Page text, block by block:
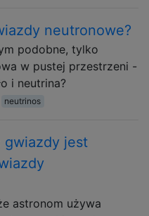
neutronowe?
podobne, tylko
w pustej przestrzeni -
i neutrina?
neutrinos
gwiazdy jest
astronom używa